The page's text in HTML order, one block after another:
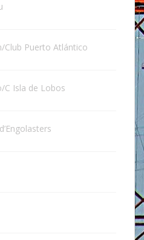
Club Puerto Atlántico
C Isla de Lobos